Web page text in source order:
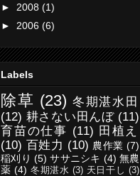
► 2008 (1)
► 2006 (6)
Labels
除草 (23) 冬期湛水田
(12) 耕さない田んぼ (11)
育苗の仕事 (11) 田植え
(10) 百姓力 (10) 農作業 (7)
稲刈り (5) ササニシキ (4) 無農
薬 (4) 冬期湛水 (3) 天日干し (3)